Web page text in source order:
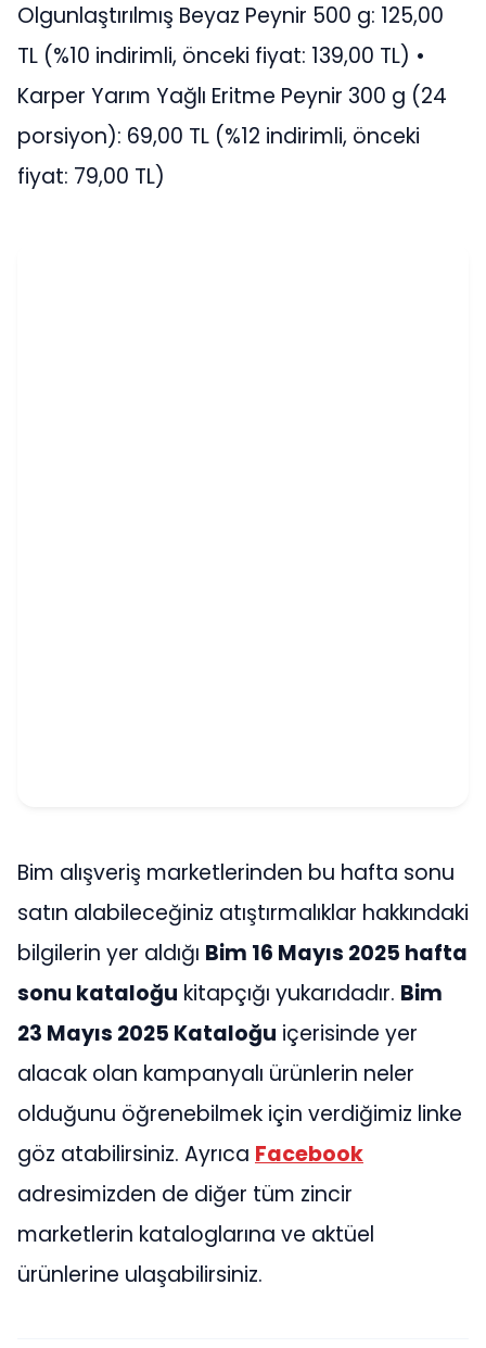
Olgunlaştırılmış Beyaz Peynir 500 g: 125,00
TL (%10 indirimli, önceki fiyat: 139,00 TL) •
Karper Yarım Yağlı Eritme Peynir 300 g (24
porsiyon): 69,00 TL (%12 indirimli, önceki
fiyat: 79,00 TL)
Bim alışveriş marketlerinden bu hafta sonu
satın alabileceğiniz atıştırmalıklar hakkındaki
bilgilerin yer aldığı Bim 16 Mayıs 2025 hafta
sonu kataloğu kitapçığı yukarıdadır. Bim
23 Mayıs 2025 Kataloğu içerisinde yer
alacak olan kampanyalı ürünlerin neler
olduğunu öğrenebilmek için verdiğimiz linke
göz atabilirsiniz. Ayrıca Facebook
adresimizden de diğer tüm zincir
marketlerin kataloglarına ve aktüel
ürünlerine ulaşabilirsiniz.